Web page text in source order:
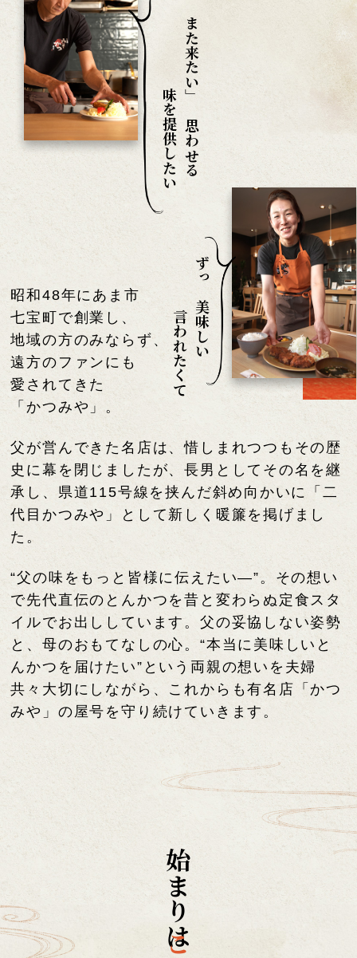
「また来たい」と思わせる
味を提供したい
ずっと美味しいと
言われたくて
昭和48年にあま市
七宝町で創業し、
地域の方のみならず、
遠方のファンにも
愛されてきた
「かつみや」。
父が営んできた名店は、惜しまれつつもその歴
史に幕を閉じましたが、長男としてその名を継
承し、県道115号線を挟んだ斜め向かいに
「二
代目かつみや」として新しく暖簾を掲げまし
た。
“父の味をもっと皆様に伝えたい―”。 その想い
で先代直伝のとんかつを昔と変わらぬ 定食スタ
イルでお出ししています。 父の妥協しない姿勢
と、母のおもてなしの心。 “本当に美味しいと
んかつを届けたい”という 両親の想いを夫婦
共々大切にしながら、 これからも有名店「かつ
みや」の屋号を守り続けていきます。
始まりは